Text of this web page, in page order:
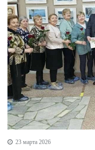
23 марта 2026